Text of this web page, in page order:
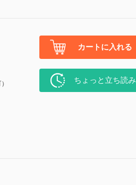
カートに入れる
ちょっと立ち読み